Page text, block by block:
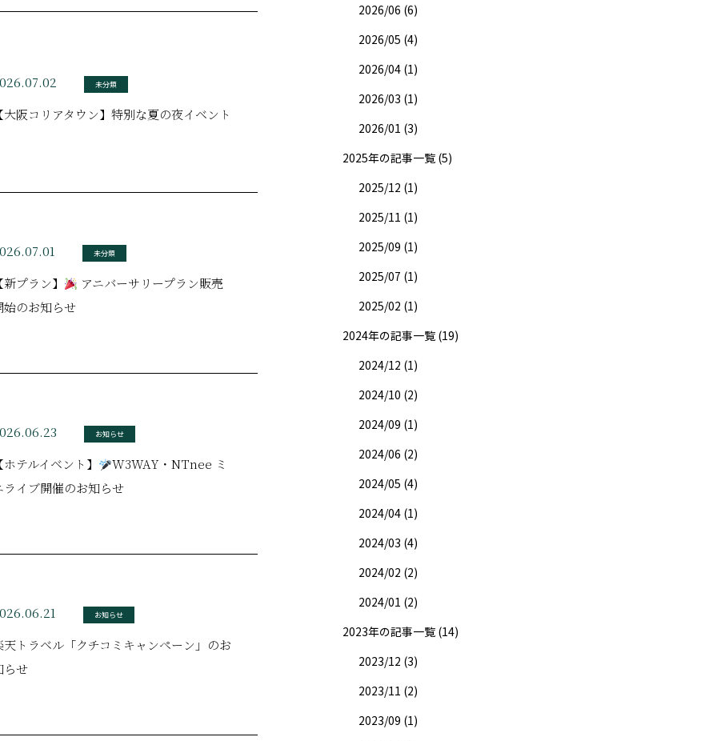
未分類
大阪コリアタウン】特別な夏の夜イベント
未分類
プラン】
アニバーサリープラン販売
始のお知らせ
お知らせ
ホテルイベント】
W3WAY・NTnee ミ
ライブ開催のお知らせ
お知らせ
天トラベル「クチコミキャンペーン」のお
らせ
2026/06 (6)
2026/05 (4)
2026/04 (1)
2026/03 (1)
2026/01 (3)
2025年の記事一覧 (5)
2025/12 (1)
2025/11 (1)
2025/09 (1)
2025/07 (1)
2025/02 (1)
2024年の記事一覧 (19)
2024/12 (1)
2024/10 (2)
2024/09 (1)
2024/06 (2)
2024/05 (4)
2024/04 (1)
2024/03 (4)
2024/02 (2)
2024/01 (2)
2023年の記事一覧 (14)
2023/12 (3)
2023/11 (2)
2023/09 (1)